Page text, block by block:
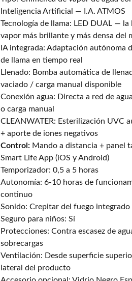
Inteligencia Artificial — I.A. ATMOS
Tecnología de llama: LED DUAL — la
vapor más brillante y más densa del
IA integrada: Adaptación autónoma
de llama en tiempo real
Llenado: Bomba automática de
vaciado / carga manual disponible
Conexión agua: Directa a red de
o carga manual
CLEANWATER: Esterilización UVC
+ aporte de iones negativos
Control: Mando a distancia + panel
Smart Life App (iOS y Android)
Temporizador: 0,5 a 5 horas
Autonomía: 6-10 horas de
continuo
Sonido: Crepitar del fuego integrado
Seguro para niños: Sí
Protecciones: Contra escasez de
sobrecargas
Ventilación: Desde superficie
lateral del producto